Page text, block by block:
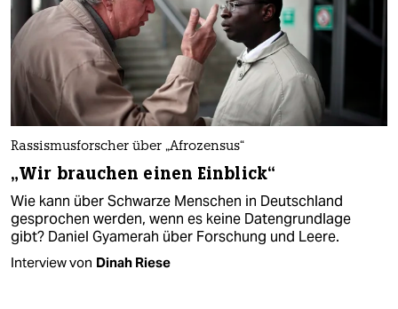
Rassismusforscher über „Afrozensus“
„Wir brauchen einen Einblick“
Wie kann über Schwarze Menschen in Deutschland
gesprochen werden, wenn es keine Datengrundlage
gibt? Daniel Gyamerah über Forschung und Leere.
Interview von Dinah Riese